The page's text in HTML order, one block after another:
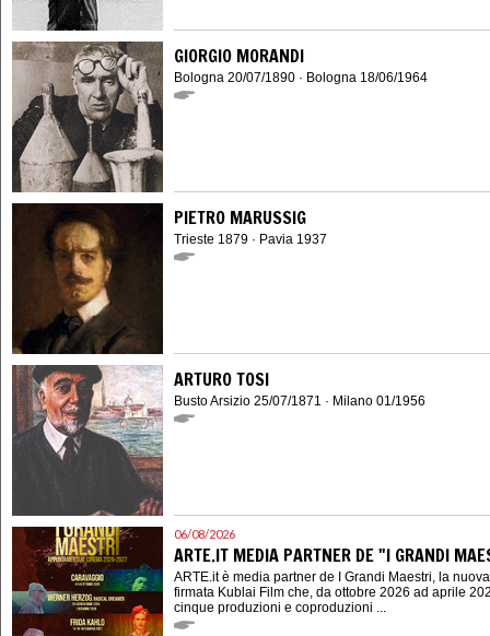
GIORGIO MORANDI
Bologna 20/07/1890 · Bologna 18/06/1964
PIETRO MARUSSIG
Trieste 1879 · Pavia 1937
ARTURO TOSI
Busto Arsizio 25/07/1871 · Milano 01/1956
06/08/2026
ARTE.IT MEDIA PARTNER DE "I GRANDI
ARTE.it è media partner de I Grandi Maestri, la
firmata Kublai Film che, da ottobre 2026 ad aprile
cinque produzioni e coproduzioni ...